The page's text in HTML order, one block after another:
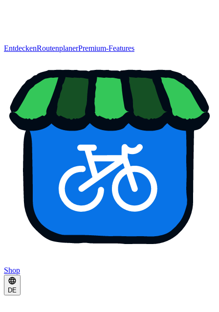
EntdeckenRoutenplanerPremium-Features
Shop
DE